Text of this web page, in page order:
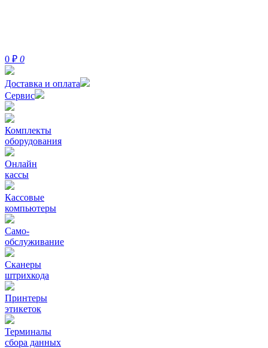
0 ₽ 0
Доставка и оплата
Сервис
Комплекты
оборудования
Онлайн
кассы
Кассовые
компьютеры
Само-
обслуживание
Сканеры
штрихкода
Принтеры
этикеток
Терминалы
сбора данных